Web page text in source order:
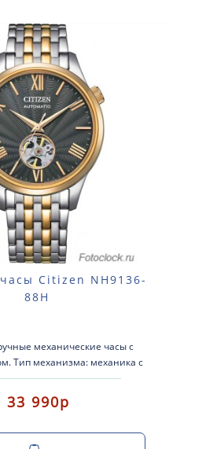
Citizen NH9136-
88H
механические часы с
Тип механизма: механика с
заводом. Корпус: нержавеющ..
33 990р